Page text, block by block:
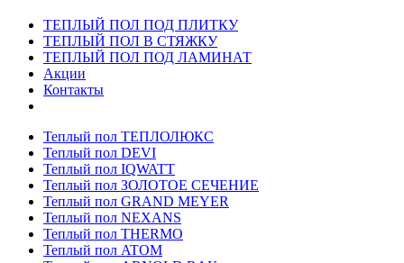
ТЕПЛЫЙ ПОЛ ПОД ПЛИТКУ
ТЕПЛЫЙ ПОЛ В СТЯЖКУ
ТЕПЛЫЙ ПОЛ ПОД ЛАМИНАТ
Акции
Контакты
Теплый пол ТЕПЛОЛЮКС
Теплый пол DEVI
Теплый пол IQWATT
Теплый пол ЗОЛОТОЕ СЕЧЕНИЕ
Теплый пол GRAND MEYER
Теплый пол NEXANS
Теплый пол THERMO
Теплый пол ATOM